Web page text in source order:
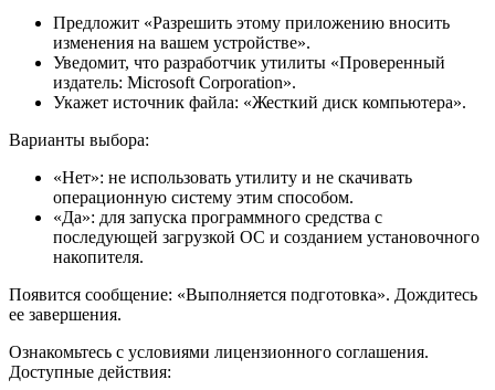
Предложит «Разрешить этому приложению вносить
изменения на вашем устройстве».
Уведомит, что разработчик утилиты «Проверенный
издатель: Microsoft Corporation».
Укажет источник файла: «Жесткий диск компьютера».
Варианты выбора:
«Нет»: не использовать утилиту и не скачивать
операционную систему этим способом.
«Да»: для запуска программного средства с
последующей загрузкой ОС и созданием установочного
накопителя.
Появится сообщение: «Выполняется подготовка». Дождитесь
ее завершения.
Ознакомьтесь с условиями лицензионного соглашения.
Доступные действия: